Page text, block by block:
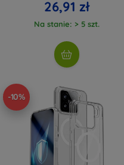
26,91 zł
Na stanie: > 5 szt.
-10%